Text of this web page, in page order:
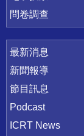
問卷調查
最新消息
新聞報導
節目訊息
Podcast
ICRT News